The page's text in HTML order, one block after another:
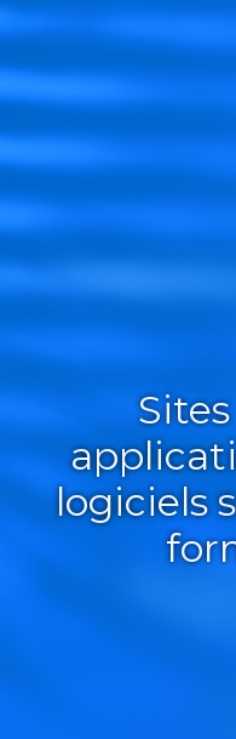
logiciels